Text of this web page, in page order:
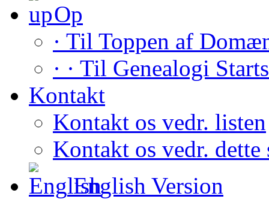
Op
· Til Toppen af
· · Til Genealogi
Kontakt
Kontakt os vedr. listen
Kontakt os vedr. dette
English Version